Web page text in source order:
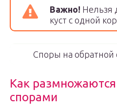
Важно! Нельзя
куст с одной
Споры на обратной
Как
спорами